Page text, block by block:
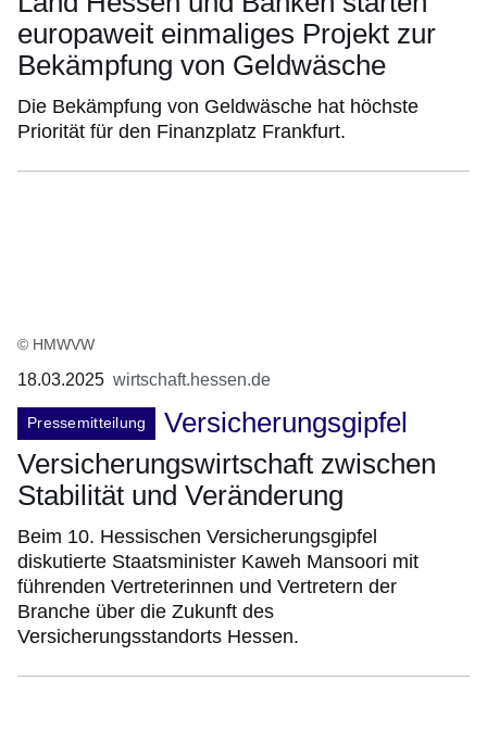
europaweit einmaliges Projekt zur
Bekämpfung von Geldwäsche
Die Bekämpfung von Geldwäsche hat höchste
Priorität für den Finanzplatz Frankfurt.
© HMWVW
18.03.2025 wirtschaft.hessen.de
Pressemitteilung
Versicherungsgipfel
Versicherungswirtschaft zwischen
Stabilität und Veränderung
Beim 10. Hessischen Versicherungsgipfel
diskutierte Staatsminister Kaweh Mansoori mit
führenden Vertreterinnen und Vertretern der
Branche über die Zukunft des
Versicherungsstandorts Hessen.